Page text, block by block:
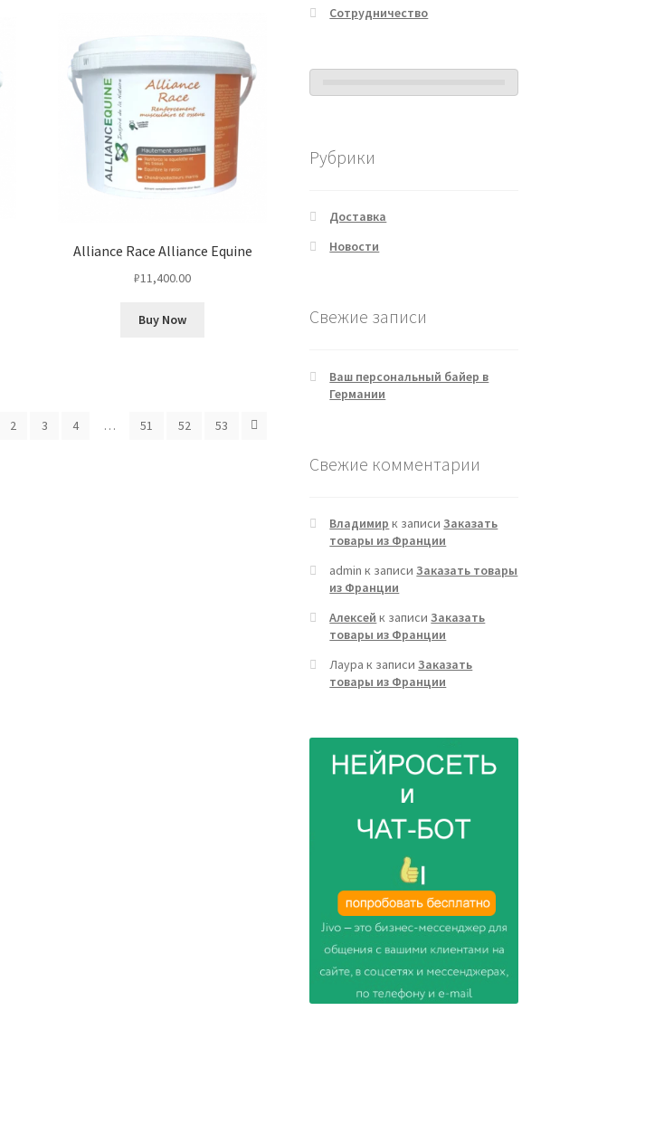
Alliance Race Alliance Equine
₽11,400.00
Buy Now
2 3 4 … 51 52 53
Сотрудничество
Рубрики
Доставка
Новости
Свежие записи
Ваш персональный байер в
Германии
Свежие комментарии
Владимир к записиЗаказать
товары из Франции
admin к записиЗаказать товары
из Франции
Алексей к записиЗаказать
товары из Франции
Лаура к записиЗаказать
товары из Франции